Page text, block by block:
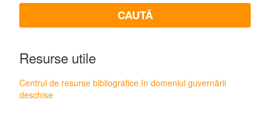
Resurse utile
Centrul de resurse bibliografice în domeniul guvernării
deschise